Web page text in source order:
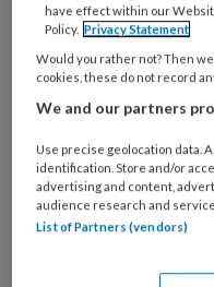
©Miguel Perfectti / iStock
Bij het artikel
Wanda Plugge wil
plaatsen. Bij de
hoeveel artsen en
have effect within our
Policy. Privacy Statement
Would you rather not? Then
cookies, these do not record
We and our partners
Use precise geolocation data.
identification. Store and/or
advertising and content,
audience research and
List of Partners (vendors)